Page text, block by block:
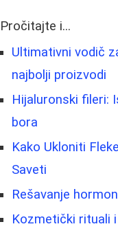
Pročitajte i...
Ultimativni vodič
najbolji proizvodi
Hijaluronski fileri:
bora
Kako Ukloniti
Saveti
Rešavanje
Kozmetički rituali